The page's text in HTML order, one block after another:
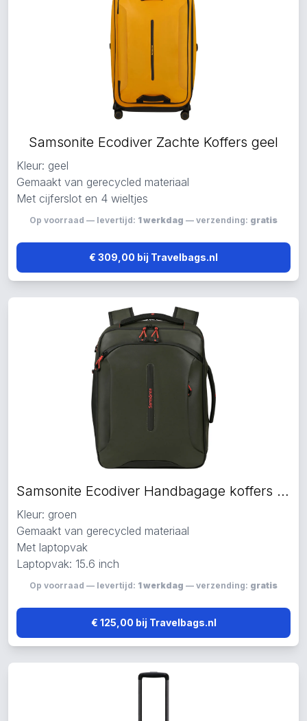
Samsonite Ecodiver Zachte Koffers geel
Kleur: geel
Gemaakt van gerecycled materiaal
Met cijferslot en 4 wieltjes
Op voorraad — levertijd: 1 werkdag — verzending: gratis
€ 309,00 bij Travelbags.nl
Samsonite Ecodiver Handbagage koffers groen
Kleur: groen
Gemaakt van gerecycled materiaal
Met laptopvak
Laptopvak: 15.6 inch
Op voorraad — levertijd: 1 werkdag — verzending: gratis
€ 125,00 bij Travelbags.nl